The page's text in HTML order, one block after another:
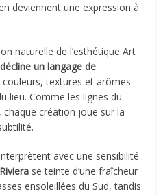
deviennent une expression à
naturelle de l’esthétique Art
un langage de
couleurs, textures et arômes
lieu. Comme les lignes du
création joue sur la
avec une sensibilité
se teinte d’une fraîcheur
ensoleillées du Sud, tandis